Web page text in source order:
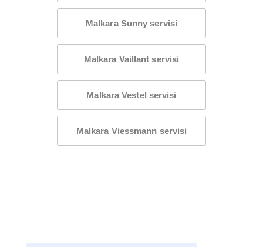
Malkara Sunny servisi
Malkara Vaillant servisi
Malkara Vestel servisi
Malkara Viessmann servisi